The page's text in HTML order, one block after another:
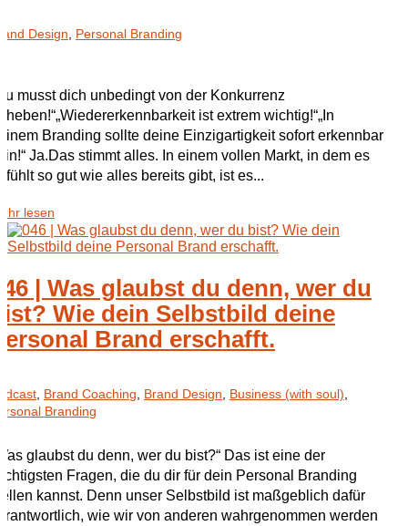
Design, Personal Branding
musst dich unbedingt von der Konkurrenz
ist extrem wichtig!“„In
Branding sollte deine Einzigartigkeit sofort erkennbar
Ja.Das stimmt alles. In einem vollen Markt, in dem es
so gut wie alles bereits gibt, ist es...
lesen
| Was glaubst du denn, wer du
Wie dein Selbstbild deine
Brand erschafft.
Brand Coaching Brand Design Business (with soul)
Branding
glaubst du denn, wer du bist?“ Das ist eine der
Fragen, die du dir für dein Personal Branding
kannst. Denn unser Selbstbild ist maßgeblich dafür
wie wir von anderen wahrgenommen werden